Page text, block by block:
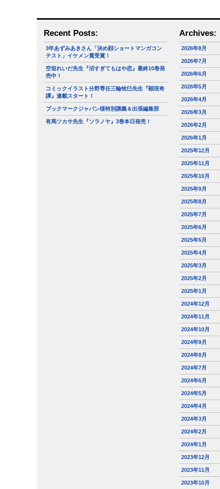
Recent Posts:
3年あずみあきさん「決め顔ショートマンガコン
テスト」イケメン賞受賞！
空垣れいだ先生『沼すぎてもはや恋』最終10巻発
売中！
コミックイラスト分野専任三輪牧巳先生『顕現奇
譚』連載スタート！
ブックマークジャパン様特別講義＆出張編集部
有馬ツカサ先生『ソラノヤ』3巻本日発売！
Archives:
2026年8月
2026年7月
2026年6月
2026年5月
2026年4月
2026年3月
2026年2月
2026年1月
2025年12月
2025年11月
2025年10月
2025年9月
2025年8月
2025年7月
2025年6月
2025年5月
2025年4月
2025年3月
2025年2月
2025年1月
2024年12月
2024年11月
2024年10月
2024年9月
2024年8月
2024年7月
2024年6月
2024年5月
2024年4月
2024年3月
2024年2月
2024年1月
2023年12月
2023年11月
2023年10月